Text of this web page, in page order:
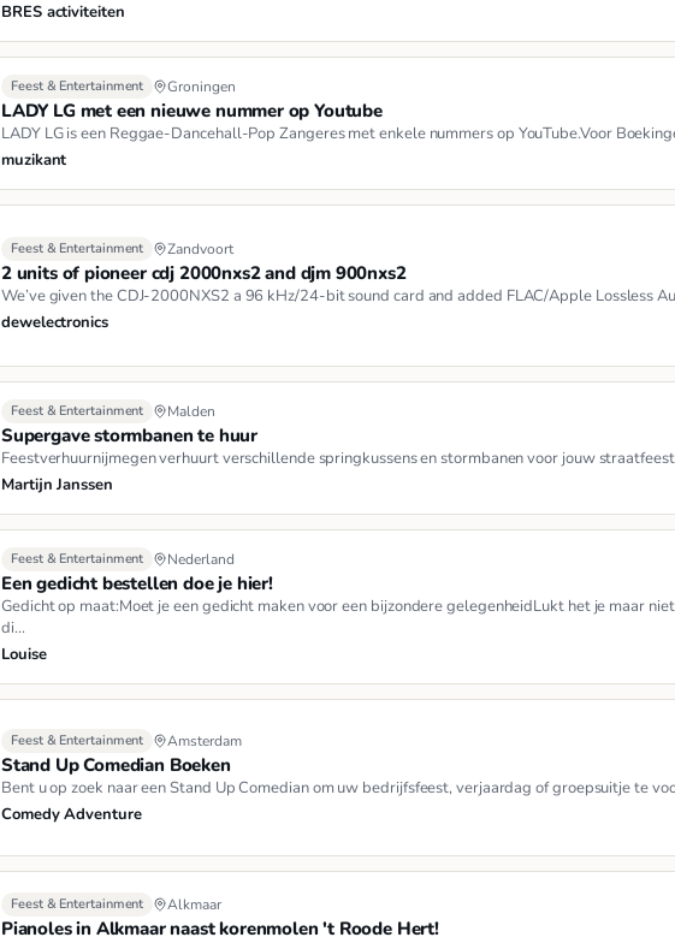
BRES activiteiten
Feest & Entertainment Groningen
LADY LG met een nieuwe nummer op Youtube
LADY LG is een Reggae-Dancehall-Pop Zangeres met enkele nummers op YouTube.Voor
muzikant
Feest & Entertainment Zandvoort
2 units of pioneer cdj 2000nxs2 and djm 900nxs2
We’ve given the CDJ-2000NXS2 a 96 kHz/24-bit sound card and added FLAC/Apple Lossless
dewelectronics
Feest & Entertainment Malden
Supergave stormbanen te huur
Feestverhuurnijmegen verhuurt verschillende springkussens en stormbanen voor jouw
Martijn Janssen
Feest & Entertainment Nederland
Een gedicht bestellen doe je hier!
Gedicht op maat:Moet je een gedicht maken voor een bijzondere gelegenheidLukt het je maar
di…
Louise
Feest & Entertainment Amsterdam
Stand Up Comedian Boeken
Bent u op zoek naar een Stand Up Comedian om uw bedrijfsfeest, verjaardag of groepsuitje te
Comedy Adventure
Feest & Entertainment Alkmaar
Pianoles in Alkmaar naast korenmolen 't Roode Hert!